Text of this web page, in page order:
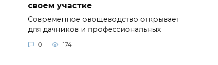
своем участке
Современное овощеводство открывает
для дачников и профессиональных
0 174